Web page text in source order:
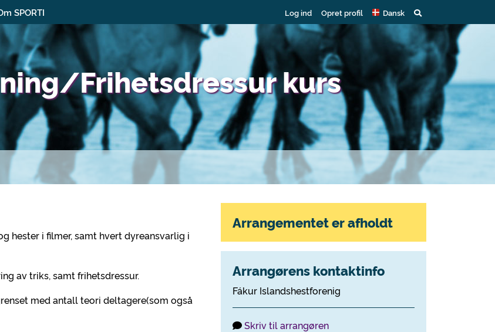
SPORTI Log ind Opret profil Dansk
Frihetsdressur kurs
hester i filmer, samt hvert dyreansvarlig i
av triks, samt frihetsdressur.
med antall teori deltagere(som også
Arrangementet er afholdt
Arrangørens kontaktinfo
Fákur Islandshestforenig
Skriv til arrangøren